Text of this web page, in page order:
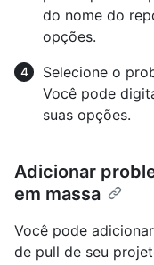
do nome do
opções.
Selecione o
Você pode
suas opções.
Adicionar
em massa
Você pode
de pull de seu